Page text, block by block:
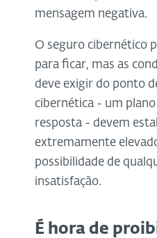
mensagem negativa.
O seguro cibernético
para ficar, mas as
deve exigir do ponto
cibernética - um
resposta - devem
extremamente
possibilidade de
insatisfação.
É hora de